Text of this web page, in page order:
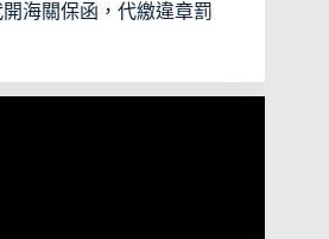
海關保函，代繳違章罰